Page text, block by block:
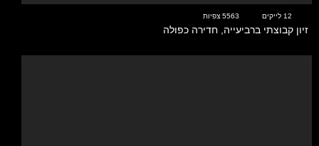
12 לייקים 5563 צפיות
זיון קבוצתי ברביעייה, חדירה כפולה